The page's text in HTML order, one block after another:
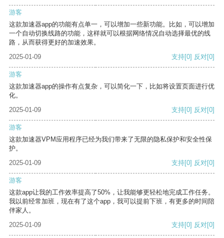
游客
这款加速器app的功能有点单一，可以增加一些新功能。比如，可以增加
一个自动切换线路的功能，这样就可以根据网络情况自动选择最优的线
路，从而获得更好的加速效果。
2025-01-09
支持[0] 反对[0]
游客
这款加速器app的操作有点复杂，可以简化一下，比如将设置页面进行优
化。
2025-01-09
支持[0] 反对[0]
游客
这款加速器VPM应用程序已经为我们带来了无限的隐私保护和安全性保
护。
2025-01-09
支持[0] 反对[0]
游客
这款app让我的工作效率提高了50%，让我能够更轻松地完成工作任务。
我以前经常加班，现在有了这个app，我可以提前下班，有更多的时间陪
伴家人。
2025-01-09
支持[0] 反对[0]